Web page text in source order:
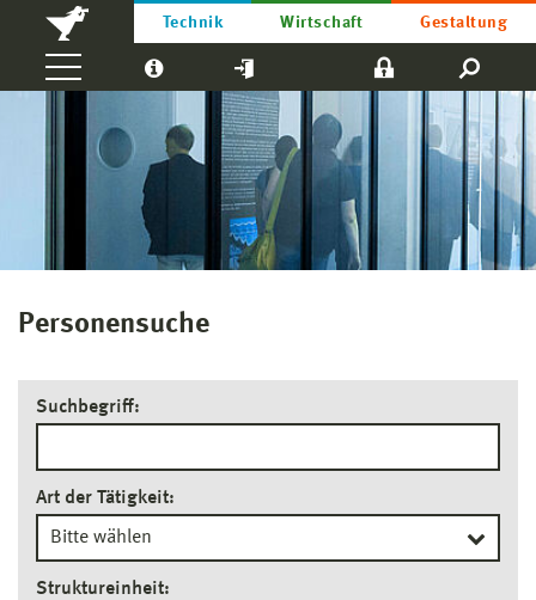
Technik Wirtschaft Gestaltung
Personensuche
Suchbegriff:
Art der Tätigkeit:
Struktureinheit: